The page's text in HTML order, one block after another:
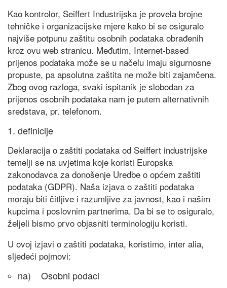
Kao kontrolor, Seiffert Industrijska je provela brojne
tehničke i organizacijske mjere kako bi se osiguralo
najviše potpunu zaštitu osobnih podataka obrađenih
kroz ovu web stranicu. Međutim, Internet-based
prijenos podataka može se u načelu imaju sigurnosne
propuste, pa apsolutna zaštita ne može biti zajamčena.
Zbog ovog razloga, svaki ispitanik je slobodan za
prijenos osobnih podataka nam je putem alternativnih
sredstava, pr. telefonom.
1. definicije
Deklaracija o zaštiti podataka od Seiffert industrijske
temelji se na uvjetima koje koristi Europska
zakonodavca za donošenje Uredbe o općem zaštiti
podataka (GDPR). Naša izjava o zaštiti podataka
moraju biti čitljive i razumljive za javnost, kao i našim
kupcima i poslovnim partnerima. Da bi se to osiguralo,
željeli bismo prvo objasniti terminologiju koristi.
U ovoj izjavi o zaštiti podataka, koristimo, inter alia,
sljedeći pojmovi:
na) Osobni podaci